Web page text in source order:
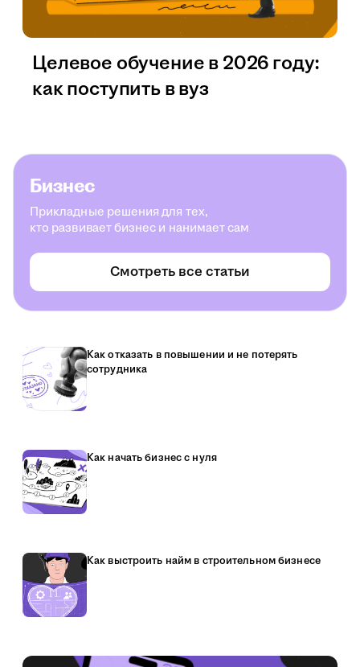
Целевое обучение в 2026 году:
как поступить в вуз
Бизнес
Прикладные решения для тех,
кто развивает бизнес и нанимает сам
Смотреть все статьи
Как отказать в повышении и не потерять
сотрудника
Как начать бизнес с нуля
Как выстроить найм в строительном бизнесе